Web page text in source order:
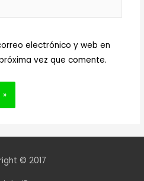
electrónico y web en
vez que comente.
© 2017